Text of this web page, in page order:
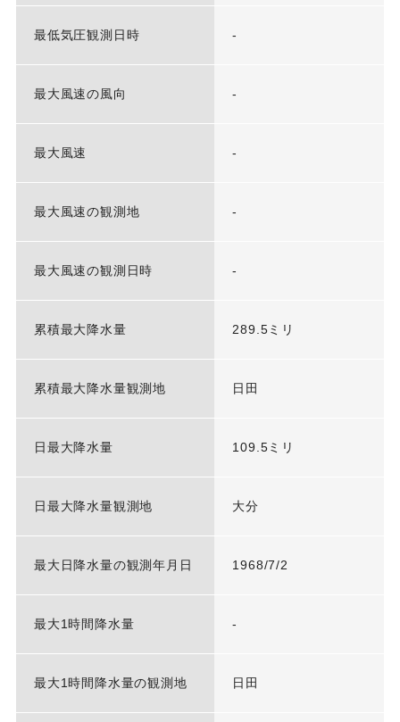
最低気圧観測日時 -
最大風速の風向 -
最大風速 -
最大風速の観測地 -
最大風速の観測日時 -
累積最大降水量 289.5ミリ
累積最大降水量観測地 日田
日最大降水量 109.5ミリ
日最大降水量観測地 大分
最大日降水量の観測年月日 1968/7/2
最大1時間降水量 -
最大1時間降水量の観測地 日田